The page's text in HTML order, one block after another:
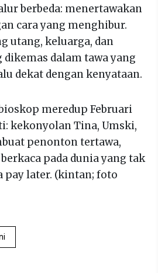
berbeda: menertawakan
cara yang menghibur.
utang, keluarga, dan
dalam tawa yang
dekat dengan kenyataan.
meredup Februari
kekonyolan Tina, Umski,
penonton tertawa,
pada dunia yang tak
pay later. (kintan; foto